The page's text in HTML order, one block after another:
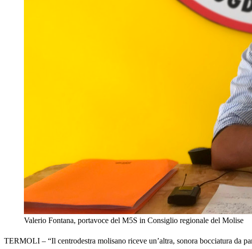
Valerio Fontana, portavoce del M5S in Consiglio regionale del Molise
TERMOLI – “Il centrodestra molisano riceve un’altra, sonora bocciatura da